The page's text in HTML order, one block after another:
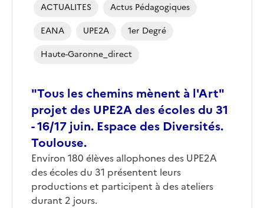
"Tous les chemins mènent à l'Art"
projet des UPE2A des écoles du 31
- 16/17 juin. Espace des Diversités.
Toulouse.
Environ 180 élèves allophones des UPE2A
des écoles du 31 présentent leurs
productions et participent à des ateliers
durant 2 jours.
ACTUALITES
Actus Pédagogiques
EANA
UPE2A
1er Degré
Haute-Garonne_direct